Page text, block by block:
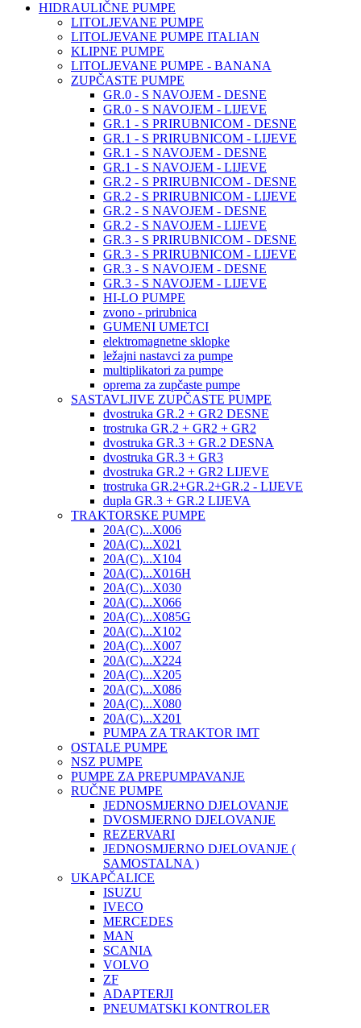
HIDRAULIČNE PUMPE
LITOLJEVANE PUMPE
LITOLJEVANE PUMPE ITALIAN
KLIPNE PUMPE
LITOLJEVANE PUMPE - BANANA
ZUPČASTE PUMPE
GR.0 - S NAVOJEM - DESNE
GR.0 - S NAVOJEM - LIJEVE
GR.1 - S PRIRUBNICOM - DESNE
GR.1 - S PRIRUBNICOM - LIJEVE
GR.1 - S NAVOJEM - DESNE
GR.1 - S NAVOJEM - LIJEVE
GR.2 - S PRIRUBNICOM - DESNE
GR.2 - S PRIRUBNICOM - LIJEVE
GR.2 - S NAVOJEM - DESNE
GR.2 - S NAVOJEM - LIJEVE
GR.3 - S PRIRUBNICOM - DESNE
GR.3 - S PRIRUBNICOM - LIJEVE
GR.3 - S NAVOJEM - DESNE
GR.3 - S NAVOJEM - LIJEVE
HI-LO PUMPE
zvono - prirubnica
GUMENI UMETCI
elektromagnetne sklopke
ležajni nastavci za pumpe
multiplikatori za pumpe
oprema za zupčaste pumpe
SASTAVLJIVE ZUPČASTE PUMPE
dvostruka GR.2 + GR2 DESNE
trostruka GR.2 + GR2 + GR2
dvostruka GR.3 + GR.2 DESNA
dvostruka GR.3 + GR3
dvostruka GR.2 + GR2 LIJEVE
trostruka GR.2+GR.2+GR.2 - LIJEVE
dupla GR.3 + GR.2 LIJEVA
TRAKTORSKE PUMPE
20A(C)...X006
20A(C)...X021
20A(C)...X104
20A(C)...X016H
20A(C)...X030
20A(C)...X066
20A(C)...X085G
20A(C)...X102
20A(C)...X007
20A(C)...X224
20A(C)...X205
20A(C)...X086
20A(C)...X080
20A(C)...X201
PUMPA ZA TRAKTOR IMT
OSTALE PUMPE
NSZ PUMPE
PUMPE ZA PREPUMPAVANJE
RUČNE PUMPE
JEDNOSMJERNO DJELOVANJE
DVOSMJERNO DJELOVANJE
REZERVARI
JEDNOSMJERNO DJELOVANJE (
SAMOSTALNA )
UKAPČALICE
ISUZU
IVECO
MERCEDES
MAN
SCANIA
VOLVO
ZF
ADAPTERJI
PNEUMATSKI KONTROLER